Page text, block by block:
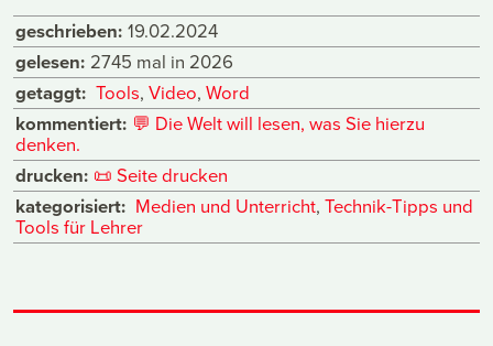
geschrieben: 19.02.2024
gelesen: 2745 mal in 2026
getaggt: Tools, Video, Word
kommentiert: 💬 Die Welt will lesen, was Sie hierzu
denken.
drucken: 📜 Seite drucken
kategorisiert: Medien und Unterricht, Technik-Tipps und
Tools für Lehrer